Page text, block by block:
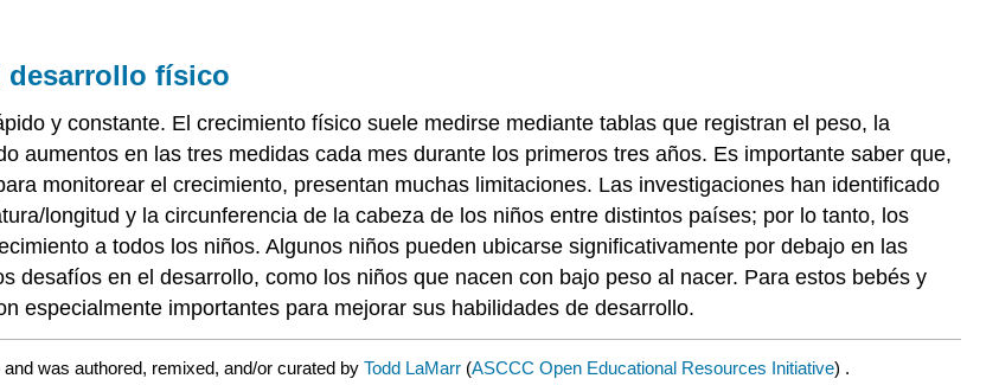
desarrollo físico
y constante. El crecimiento físico suele medirse mediante tablas que registran el peso, la
aumentos en las tres medidas cada mes durante los primeros tres años. Es importante saber que,
monitorear el crecimiento, presentan muchas limitaciones. Las investigaciones han identificado
longitud y la circunferencia de la cabeza de los niños entre distintos países; por lo tanto, los
a todos los niños. Algunos niños pueden ubicarse significativamente por debajo en las
desafíos en el desarrollo, como los niños que nacen con bajo peso al nacer. Para estos bebés y
especialmente importantes para mejorar sus habilidades de desarrollo.
and was authored, remixed, and/or curated by Todd LaMarr (ASCCC Open Educational Resources Initiative) .